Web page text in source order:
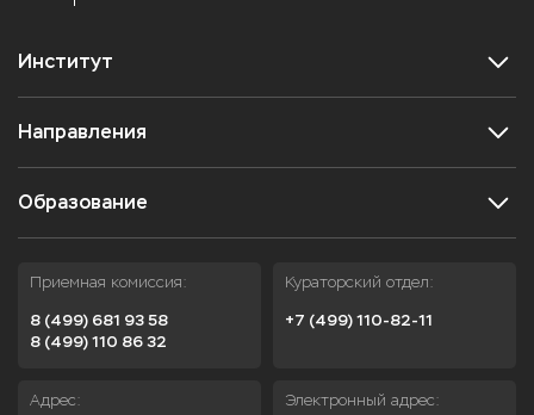
Институт
Направления
Образование
Приемная комиссия:
8 (499) 681 93 58
8 (499) 110 86 32
Кураторский отдел:
+7 (499) 110-82-11
Адрес: Электронный адрес: